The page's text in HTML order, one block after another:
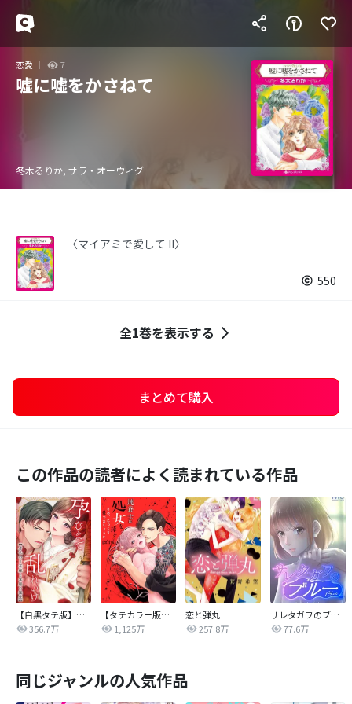
恋愛 7
嘘に嘘をかさねて
冬木るりか, サラ・オーウィグ
〈マイアミで愛して II〉
550
全1巻を表示する
まとめて購入
この作品の読者によく読まれている作品
【白黒タテ版】孕むまで乱れいけ～身代わり花嫁と軍服の猛愛
356.7万
【タテカラー版】漣蒼士に処女を捧ぐ～さあ、じっくり愛でましょうか
1,125万
恋と弾丸
257.8万
サレタガワのブルー【タテヨミ】
77.6万
同じジャンルの人気作品